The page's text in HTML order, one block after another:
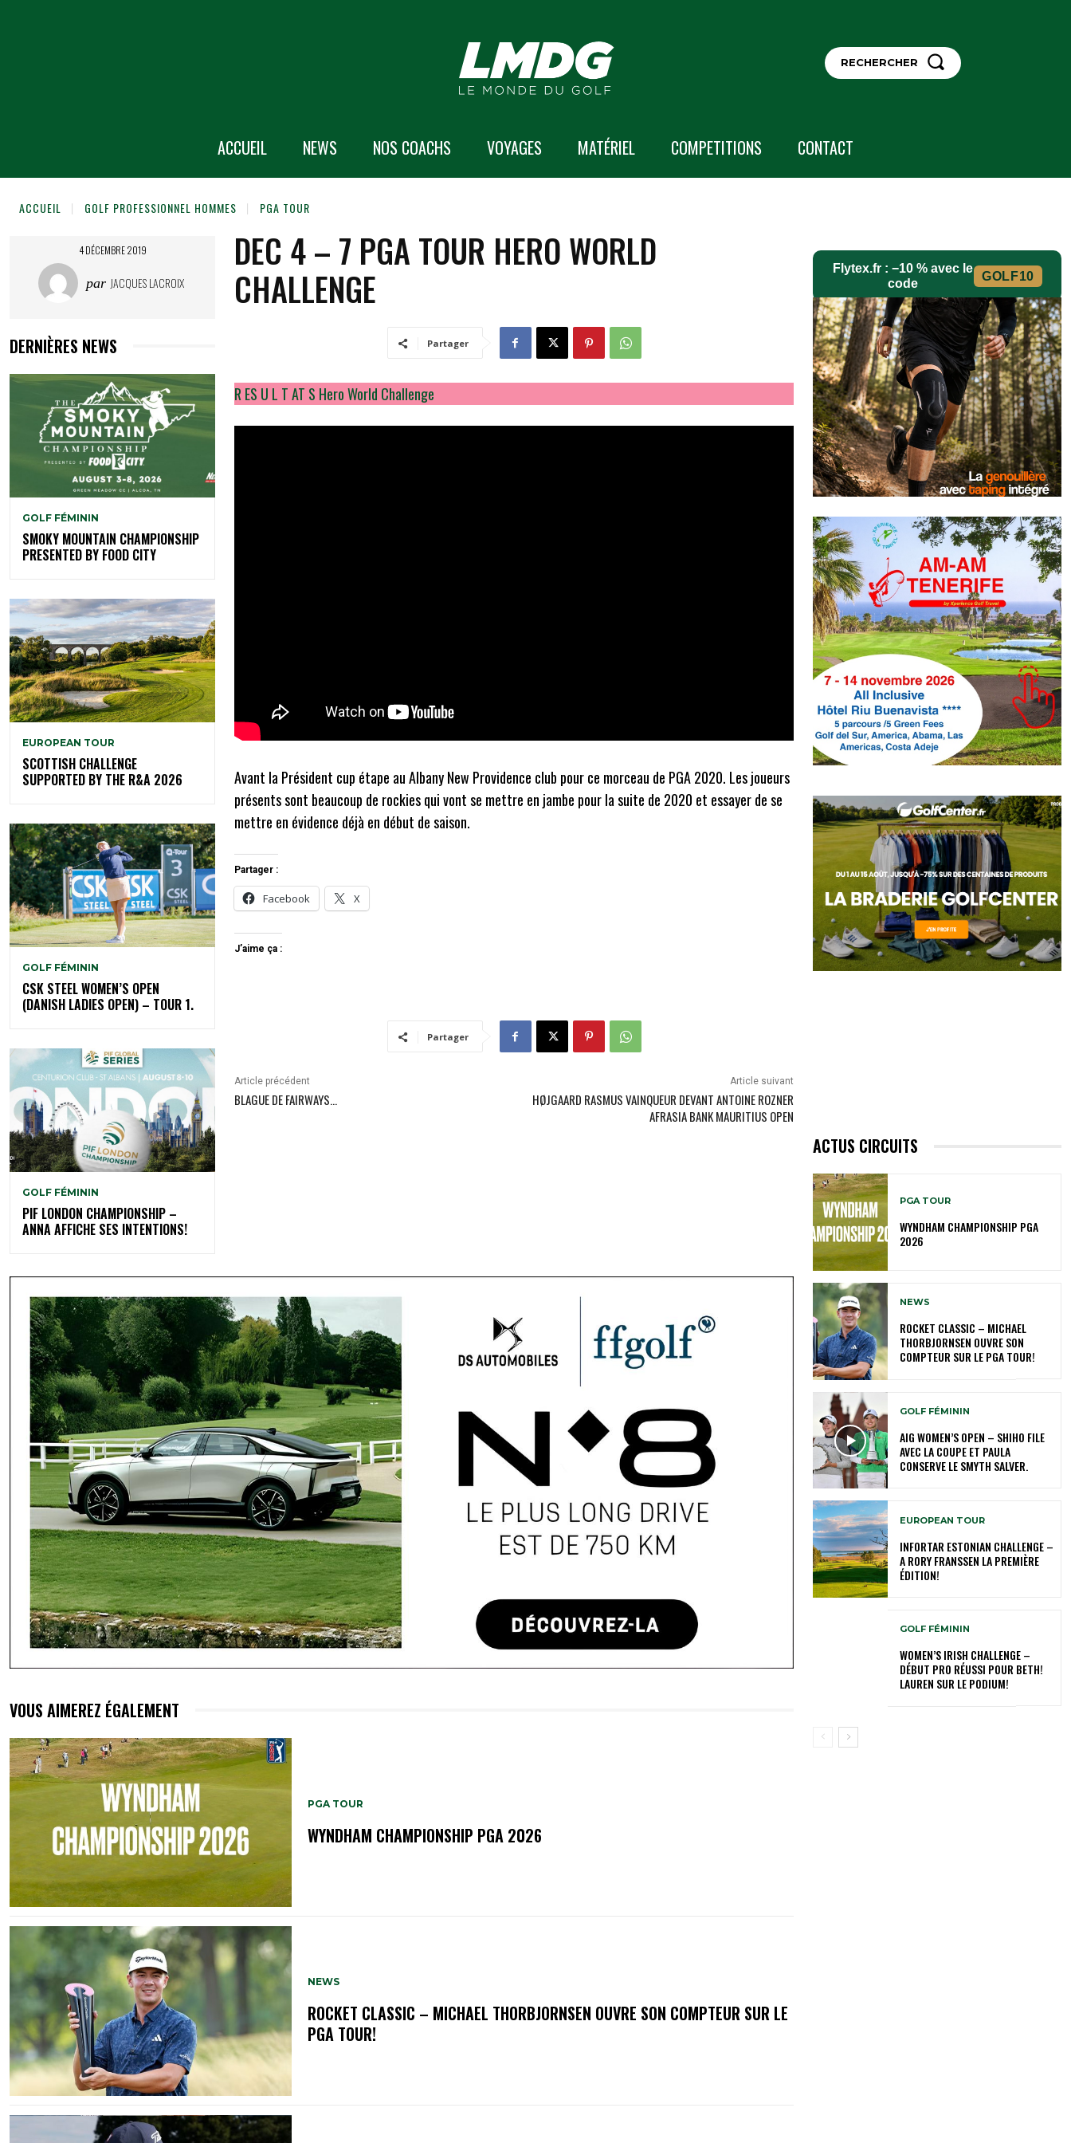
RECHERCHER
ACCUEIL NEWS NOS COACHS VOYAGES MATÉRIEL COMPETITIONS CONTACT
ACCUEIL GOLF PROFESSIONNEL HOMMES PGA TOUR
4 DÉCEMBRE 2019
par JACQUES LACROIX
DERNIÈRES NEWS
GOLF FÉMININ
SMOKY MOUNTAIN CHAMPIONSHIP
PRESENTED BY FOOD CITY
EUROPEAN TOUR
SCOTTISH CHALLENGE
SUPPORTED BY THE R&A 2026
GOLF FÉMININ
CSK STEEL WOMEN’S OPEN
(DANISH LADIES OPEN) – TOUR 1.
GOLF FÉMININ
PIF LONDON CHAMPIONSHIP –
ANNA AFFICHE SES INTENTIONS!
DEC 4 – 7 PGA TOUR HERO WORLD
CHALLENGE
Partager
R ES U L T AT S Hero World Challenge
Avant la Président cup étape au Albany New Providence club pour ce morceau de PGA 2020. Les joueurs
présents sont beaucoup de rockies qui vont se mettre en jambe pour la suite de 2020 et essayer de se
mettre en évidence déjà en début de saison.
Partager :
Facebook X
J’aime ça :
Partager
Article précédent
BLAGUE DE FAIRWAYS…
Article suivant
HØJGAARD RASMUS VAINQUEUR DEVANT ANTOINE ROZNER
AFRASIA BANK MAURITIUS OPEN
VOUS AIMEREZ ÉGALEMENT
PGA TOUR
WYNDHAM CHAMPIONSHIP PGA 2026
NEWS
ROCKET CLASSIC – MICHAEL THORBJORNSEN OUVRE SON COMPTEUR SUR LE
PGA TOUR!
Flytex.fr : −10 % avec le
code
GOLF10
ACTUS CIRCUITS
PGA TOUR
WYNDHAM CHAMPIONSHIP PGA
2026
NEWS
ROCKET CLASSIC – MICHAEL
THORBJORNSEN OUVRE SON
COMPTEUR SUR LE PGA TOUR!
GOLF FÉMININ
AIG WOMEN’S OPEN – SHIHO FILE
AVEC LA COUPE ET PAULA
CONSERVE LE SMYTH SALVER.
EUROPEAN TOUR
INFORTAR ESTONIAN CHALLENGE –
A RORY FRANSSEN LA PREMIÈRE
ÉDITION!
GOLF FÉMININ
WOMEN’S IRISH CHALLENGE –
DÉBUT PRO RÉUSSI POUR BETH!
LAUREN SUR LE PODIUM!